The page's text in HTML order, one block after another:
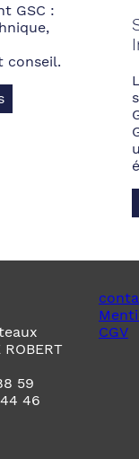
GSC :
conseil.
ROBERT
59
46
CGV